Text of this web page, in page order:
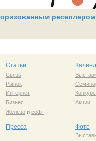
Статьи
Связь
Рынок
Интернет
Бизнес
Железоисофт
Акции
Пресса Фото